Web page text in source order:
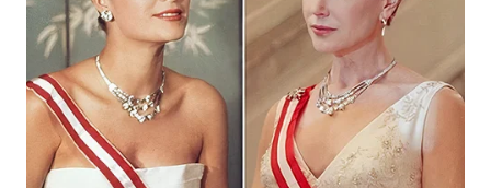
WN
INDRAMAYU
WN
KUNINGAN